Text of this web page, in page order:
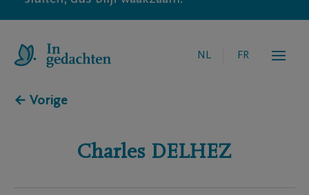
NL FR
← Vorige
Charles DELHEZ